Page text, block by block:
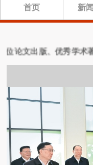
首页 新
出版、优秀学术著作